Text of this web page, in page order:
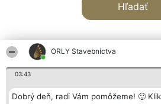
ORLY Stavebníctva
03:43
Dobrý deň, radi Vám pomôžeme! 🙂
Hľadať
Organizátor hodnotenia
Bright Side Solutions sp. z o.
Hodnotenie
Laureáti